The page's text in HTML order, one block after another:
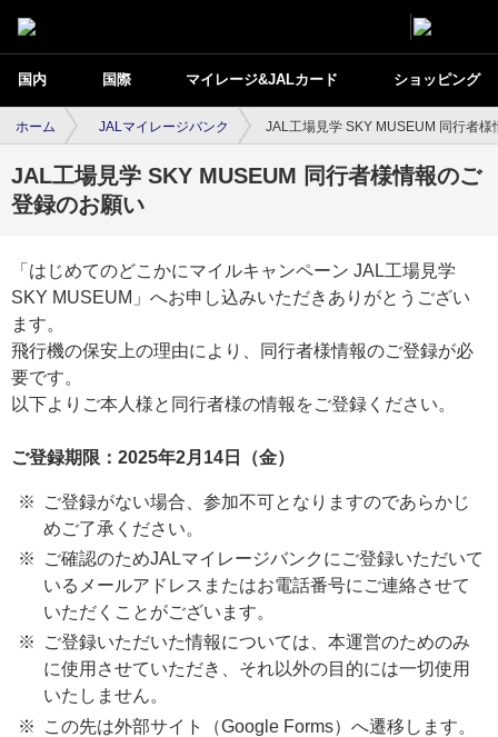
国内 国際 マイレージ&JALカード ショッピング
ホーム JALマイレージバンク JAL工場見学 SKY MUSEUM 同行者様
JAL工場見学 SKY MUSEUM 同行者様情報のご
登録のお願い
「はじめてのどこかにマイルキャンペーン JAL工場見学
SKY MUSEUM」へお申し込みいただきありがとうござい
ます。
飛行機の保安上の理由により、同行者様情報のご登録が必
要です。
以下よりご本人様と同行者様の情報をご登録ください。
ご登録期限：2025年2月14日（金）
ご登録がない場合、参加不可となりますのであらかじ
めご了承ください。
ご確認のためJALマイレージバンクにご登録いただいて
いるメールアドレスまたはお電話番号にご連絡させて
いただくことがございます。
ご登録いただいた情報については、本運営のためのみ
に使用させていただき、それ以外の目的には一切使用
いたしません。
この先は外部サイト（Google Forms）へ遷移します。